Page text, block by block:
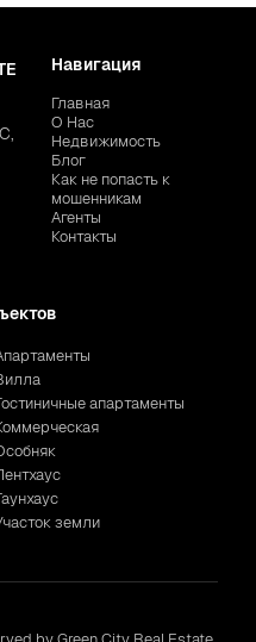
Навигация
Главная
О Нас
Недвижимость
Блог
Как не попасть к
мошенникам
Агенты
Контакты
апартаменты
земли